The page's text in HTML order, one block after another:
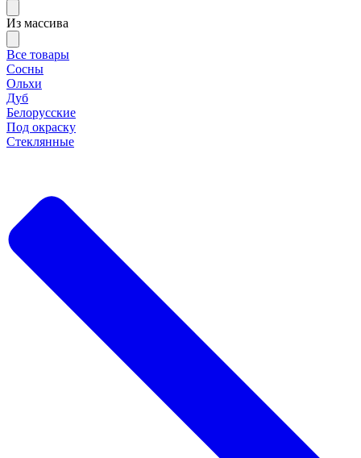
Из массива
Все товары
Сосны
Ольхи
Дуб
Белорусские
Под окраску
Стеклянные